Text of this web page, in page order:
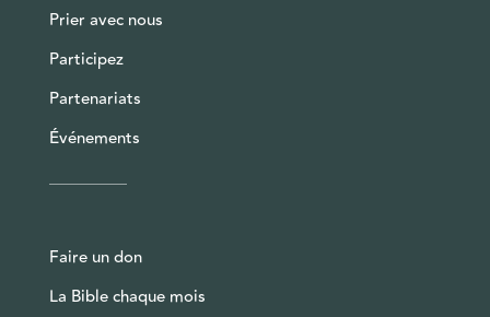
Prier avec nous
Participez
Partenariats
Événements
Faire un don
La Bible chaque mois